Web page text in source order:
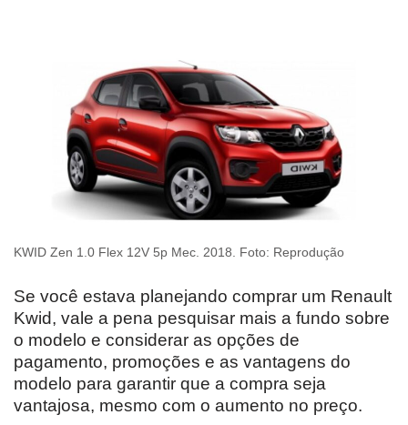
KWID Zen 1.0 Flex 12V 5p Mec. 2018. Foto: Reprodução
Se você estava planejando comprar um Renault
Kwid, vale a pena pesquisar mais a fundo sobre
o modelo e considerar as opções de
pagamento, promoções e as vantagens do
modelo para garantir que a compra seja
vantajosa, mesmo com o aumento no preço.